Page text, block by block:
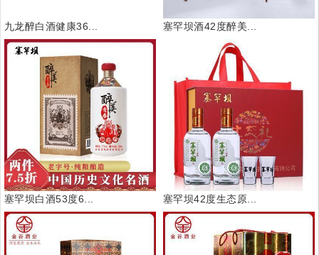
九龙醉白酒健康36... 塞罕坝酒42度醉美...
塞罕坝白酒53度6... 塞罕坝42度生态原...